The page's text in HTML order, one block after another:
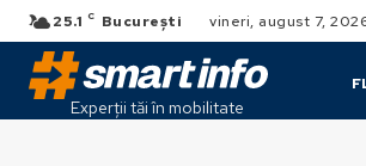
25.1 C București vineri, august 7,
Experții tăi în mobilitate